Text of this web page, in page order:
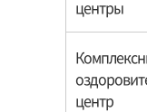
центры
центр